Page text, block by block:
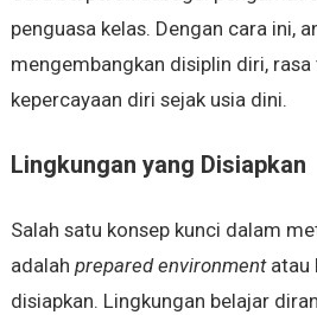
penguasa kelas. Dengan cara ini,
mengembangkan disiplin diri,
kepercayaan diri sejak usia dini.
Lingkungan yang Disiapkan
Salah satu konsep kunci dalam
adalah prepared environmentatau
disiapkan. Lingkungan belajar